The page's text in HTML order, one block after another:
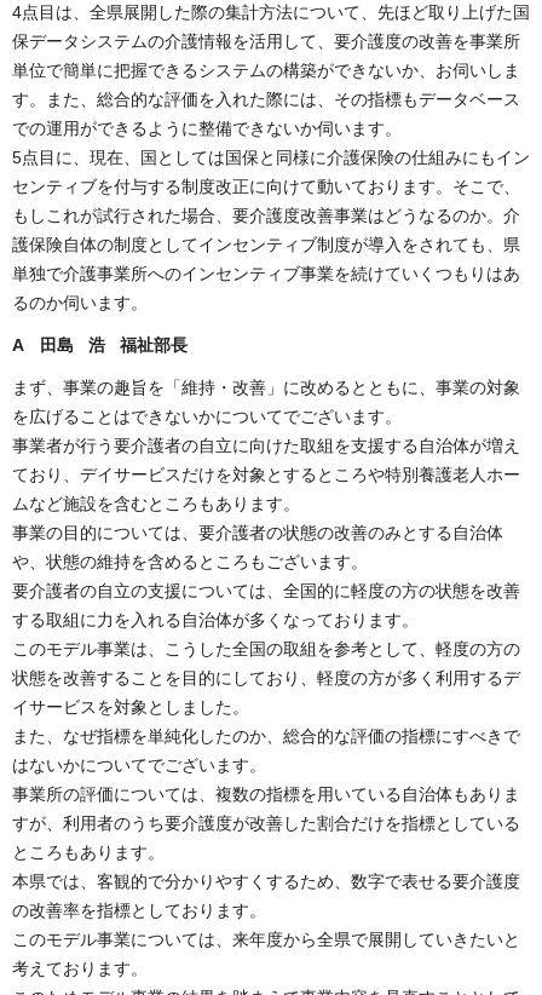
4点目は、全県展開した際の集計方法について、先ほど取り上げた国
保データシステムの介護情報を活用して、要介護度の改善を事業所
単位で簡単に把握できるシステムの構築ができないか、お伺いしま
す。また、総合的な評価を入れた際には、その指標もデータベース
での運用ができるように整備できないか伺います。
5点目に、現在、国としては国保と同様に介護保険の仕組みにもイン
センティブを付与する制度改正に向けて動いております。そこで、
もしこれが試行された場合、要介護度改善事業はどうなるのか。介
護保険自体の制度としてインセンティブ制度が導入をされても、県
単独で介護事業所へのインセンティブ事業を続けていくつもりはあ
るのか伺います。
A 田島 浩 福祉部長
まず、事業の趣旨を「維持・改善」に改めるとともに、事業の対象
を広げることはできないかについてでございます。
事業者が行う要介護者の自立に向けた取組を支援する自治体が増え
ており、デイサービスだけを対象とするところや特別養護老人ホー
ムなど施設を含むところもあります。
事業の目的については、要介護者の状態の改善のみとする自治体
や、状態の維持を含めるところもございます。
要介護者の自立の支援については、全国的に軽度の方の状態を改善
する取組に力を入れる自治体が多くなっております。
このモデル事業は、こうした全国の取組を参考として、軽度の方の
状態を改善することを目的にしており、軽度の方が多く利用するデ
イサービスを対象としました。
また、なぜ指標を単純化したのか、総合的な評価の指標にすべきで
はないかについてでございます。
事業所の評価については、複数の指標を用いている自治体もありま
すが、利用者のうち要介護度が改善した割合だけを指標としている
ところもあります。
本県では、客観的で分かりやすくするため、数字で表せる要介護度
の改善率を指標としております。
このモデル事業については、来年度から全県で展開していきたいと
考えております。